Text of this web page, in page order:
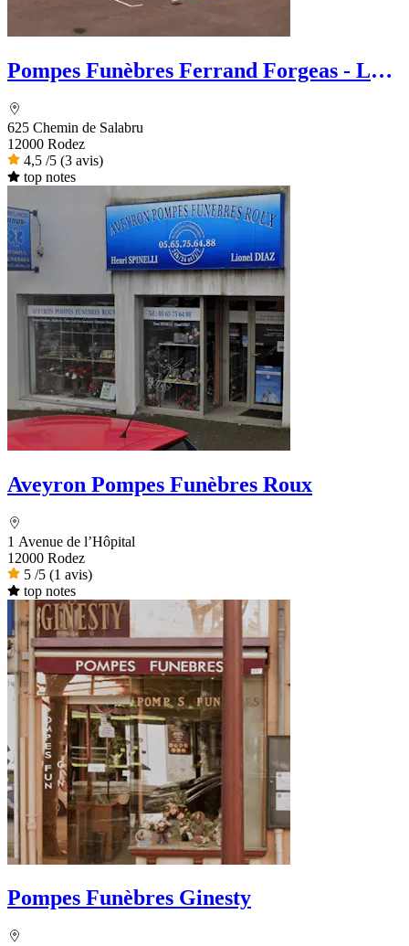
Pompes Funèbres Ferrand Forgeas - Le
625 Chemin de Salabru
12000 Rodez
4,5 /5 (3 avis)
top notes
Aveyron Pompes Funèbres Roux
1 Avenue de l’Hôpital
12000 Rodez
5 /5 (1 avis)
top notes
Pompes Funèbres Ginesty